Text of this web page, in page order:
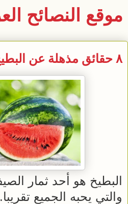
موقع النصائح
٨ حقائق مذهلة عن البطيخ
البطيخ هو أحد ثمار
والتي يحبه الجميع